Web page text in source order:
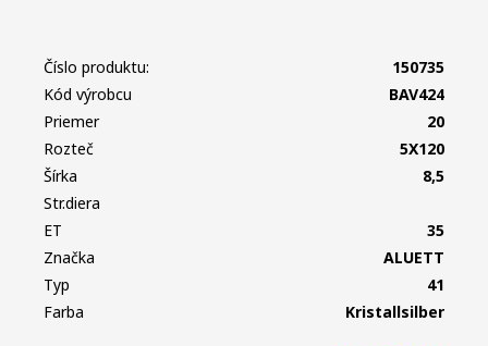
Číslo produktu:
150735
Kód výrobcu
BAV424
Priemer
20
Rozteč
5X120
Šírka
8,5
Str.diera
ET
35
Značka
ALUETT
Typ
41
Farba
Kristallsilber